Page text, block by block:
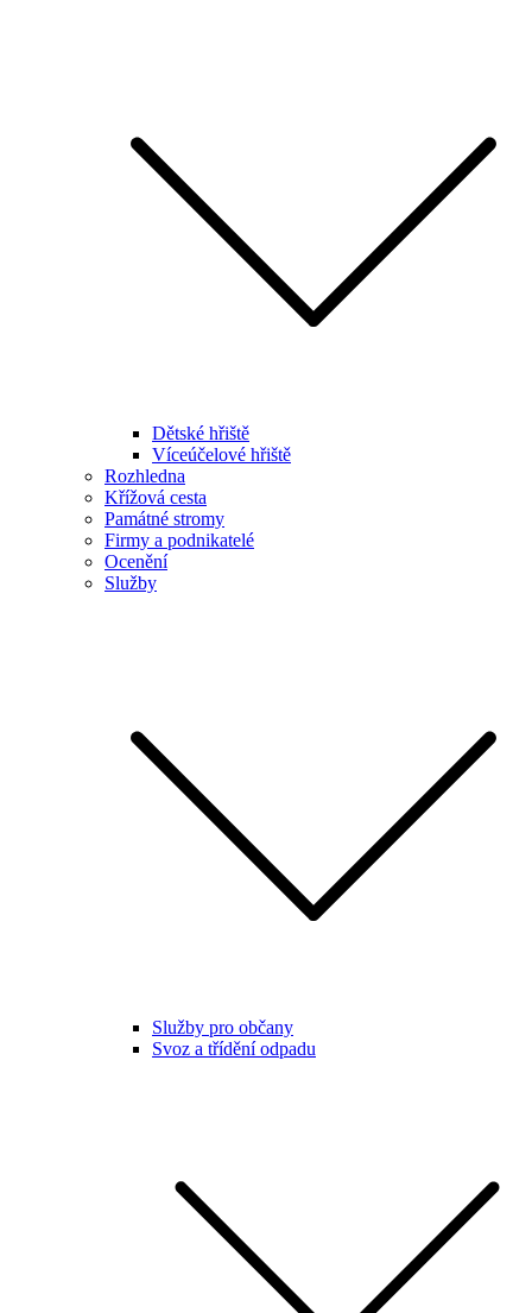
Dětské hřiště
Víceúčelové hřiště
Rozhledna
Křížová cesta
Památné stromy
Firmy a podnikatelé
Ocenění
Služby
Služby pro občany
Svoz a třídění odpadu